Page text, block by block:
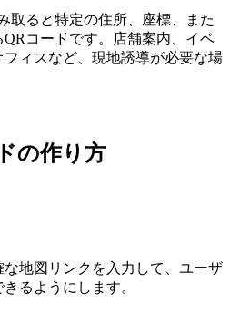
取ると特定の住所、座標、また
コードです。店舗案内、イベ
ィスなど、現地誘導が必要な場
の作り方
地図リンクを入力して、ユーザ
るようにします。